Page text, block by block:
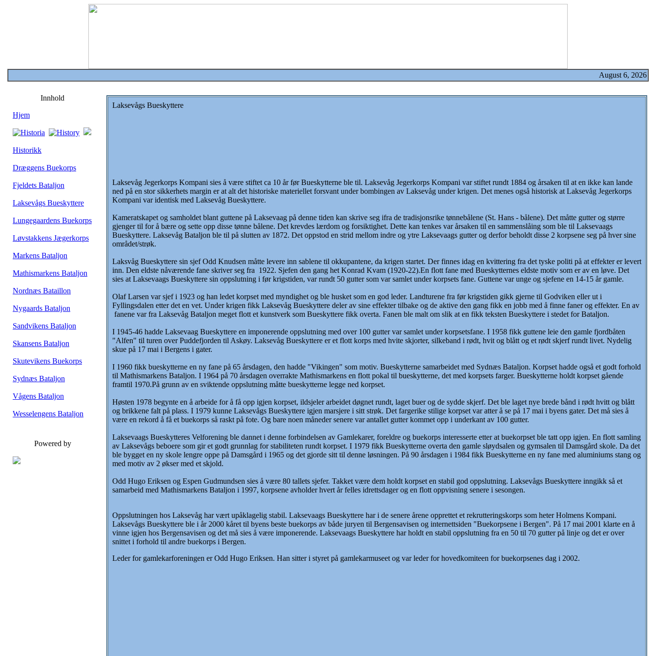
August 6, 2026
Innhold
Hjem
Historikk
Dræggens Buekorps
Fjeldets Bataljon
Laksevågs Bueskyttere
Lungegaardens Buekorps
Løvstakkens Jægerkorps
Markens Bataljon
Mathismarkens Bataljon
Nordnæs Bataillon
Nygaards Bataljon
Sandvikens Bataljon
Skansens Bataljon
Skutevikens Buekorps
Sydnæs Bataljon
Vågens Bataljon
Wesselengens Bataljon
Powered by
Laksevågs Bueskyttere
Laksevåg Jegerkorps Kompani sies å være stiftet ca 10 år før Bueskytterne ble til. Laksevåg Jegerkorps Kompani var stiftet rundt 1884 og årsaken til at en ikke kan lande
ned på en stor sikkerhets margin er at alt det historiske materiellet forsvant under bombingen av Laksevåg under krigen. Det menes også historisk at Laksevåg Jegerkorps
Kompani var identisk med Laksevåg Bueskyttere.
Kameratskapet og samholdet blant guttene på Laksevaag på denne tiden kan skrive seg ifra de tradisjonsrike tønnebålene (St. Hans - bålene). Det måtte gutter og større
gjenger til for å bære og sette opp disse tønne bålene. Det krevdes lærdom og forsiktighet. Dette kan tenkes var årsaken til en sammenslåing som ble til Laksevaags
Bueskyttere. Laksevåg Bataljon ble til på slutten av 1872. Det oppstod en strid mellom indre og ytre Laksevaags gutter og derfor beholdt disse 2 korpsene seg på hver sine
området/strøk.
Laksvåg Bueskyttere sin sjef Odd Knudsen måtte levere inn sablene til okkupantene, da krigen startet. Der finnes idag en kvittering fra det tyske politi på at effekter er levert
inn. Den eldste nåværende fane skriver seg fra 1922. Sjefen den gang het Konrad Kvam (1920-22).En flott fane med Bueskytternes eldste motiv som er av en løve. Det
sies at Laksevaags Bueskyttere sin oppslutning i før krigstiden, var rundt 50 gutter som var samlet under korpsets fane. Guttene var unge og sjefene en 14-15 år gamle.
Olaf Larsen var sjef i 1923 og han ledet korpset med myndighet og ble husket som en god leder. Landturene fra før krigstiden gikk gjerne til Godviken eller ut i
Fyllingsdalen etter det en vet. Under krigen fikk Laksevåg Bueskyttere deler av sine effekter tilbake og de aktive den gang fikk en jobb med å finne faner og effekter. En av
fanene var fra Laksevåg Bataljon meget flott et kunstverk som Bueskyttere fikk overta. Fanen ble malt om slik at en fikk teksten Bueskyttere i stedet for Bataljon.
I 1945-46 hadde Laksevaag Bueskyttere en imponerende oppslutning med over 100 gutter var samlet under korpsetsfane. I 1958 fikk guttene leie den gamle fjordbåten
"Alfen" til turen over Puddefjorden til Askøy. Laksevåg Bueskyttere er et flott korps med hvite skjorter, silkeband i rødt, hvit og blått og et rødt skjerf rundt livet. Nydelig
skue på 17 mai i Bergens i gater.
I 1960 fikk bueskytterne en ny fane på 65 årsdagen, den hadde "Vikingen" som motiv. Bueskytterne samarbeidet med Sydnæs Bataljon. Korpset hadde også et godt forhold
til Mathismarkens Bataljon. I 1964 på 70 årsdagen overrakte Mathismarkens en flott pokal til bueskytterne, det med korpsets farger. Bueskytterne holdt korpset gående
framtil 1970.På grunn av en sviktende oppslutning måtte bueskytterne legge ned korpset.
Høsten 1978 begynte en å arbeide for å få opp igjen korpset, ildsjeler arbeidet døgnet rundt, laget buer og de sydde skjerf. Det ble laget nye brede bånd i rødt hvitt og blått
og brikkene falt på plass. I 1979 kunne Laksevågs Bueskyttere igjen marsjere i sitt strøk. Det fargerike stilige korpset var atter å se på 17 mai i byens gater. Det må sies å
være en rekord å få et buekorps så raskt på fote. Og bare noen måneder senere var antallet gutter kommet opp i underkant av 100 gutter.
Laksevaags Bueskytteres Velforening ble dannet i denne forbindelsen av Gamlekarer, foreldre og buekorps interesserte etter at buekorpset ble tatt opp igjen. En flott samling
av Laksevågs beboere som gir et godt grunnlag for stabiliteten rundt korpset. I 1979 fikk Bueskytterne overta den gamle sløydsalen og gymsalen til Damsgård skole. Da det
ble bygget en ny skole lengre oppe på Damsgård i 1965 og det gjorde sitt til denne løsningen. På 90 årsdagen i 1984 fikk Bueskytterne en ny fane med aluminiums stang og
med motiv av 2 økser med et skjold.
Odd Hugo Eriksen og Espen Gudmundsen sies å være 80 tallets sjefer. Takket være dem holdt korpset en stabil god oppslutning. Laksevågs Bueskyttere inngikk så et
samarbeid med Mathismarkens Bataljon i 1997, korpsene avholder hvert år felles idrettsdager og en flott oppvisning senere i sesongen.
Oppslutningen hos Laksevåg har vært upåklagelig stabil. Laksevaags Bueskyttere har i de senere årene opprettet et rekrutteringskorps som heter Holmens Kompani.
Laksevågs Bueskyttere ble i år 2000 kåret til byens beste buekorps av både juryen til Bergensavisen og internettsiden "Buekorpsene i Bergen". På 17 mai 2001 klarte en å
vinne igjen hos Bergensavisen og det må sies å være imponerende. Laksevaags Bueskyttere har holdt en stabil oppslutning fra en 50 til 70 gutter på linje og det er over
snittet i forhold til andre buekorps i Bergen.
Leder for gamlekarforeningen er Odd Hugo Eriksen. Han sitter i styret på gamlekarmuseet og var leder for hovedkomiteen for buekorpsenes dag i 2002.